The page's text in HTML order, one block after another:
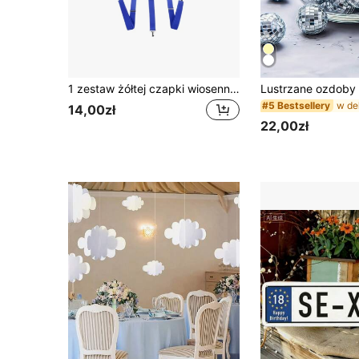
1 zestaw żółtej czapki wiosenno-letniej, dzianinowej, 5-częściowy zestaw akcesoriów do kostiumu cosplay, świąteczna dekoracja świąteczna
14,00zł #5 Bestsellery
22,00zł